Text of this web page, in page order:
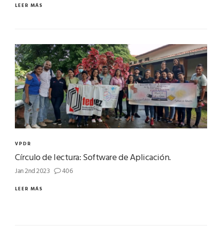
LEER MÁS
VPDR
Círculo de lectura: Software de Aplicación.
Jan 2nd 2023 406
LEER MÁS